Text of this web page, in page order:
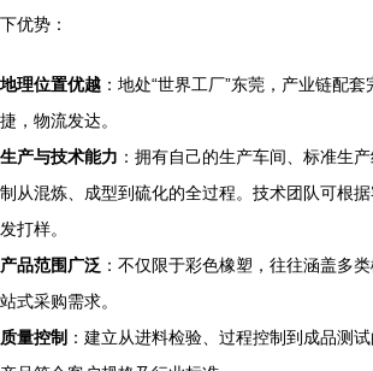
下优势：
地理位置优越 ：地处“世界工厂”东莞，产业链配
捷，物流发达。
生产与技术能力 ：拥有自己的生产车间、标准生
制从混炼、成型到硫化的全过程。技术团队可根
发打样。
产品范围广泛 ：不仅限于彩色橡塑，往往涵盖多
站式采购需求。
质量控制 ：建立从进料检验、过程控制到成品测